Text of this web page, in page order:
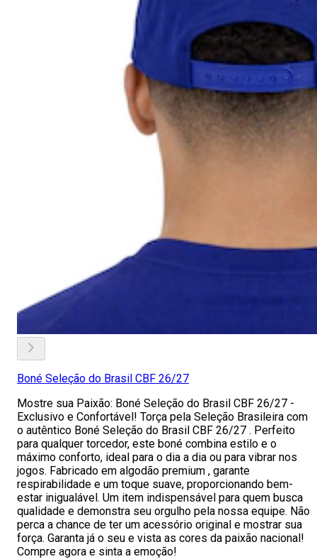
Boné Seleção do Brasil CBF 26/27
Mostre sua Paixão: Boné Seleção do Brasil CBF 26/27 -
Exclusivo e Confortável! Torça pela Seleção Brasileira com
o autêntico Boné Seleção do Brasil CBF 26/27 . Perfeito
para qualquer torcedor, este boné combina estilo e o
máximo conforto, ideal para o dia a dia ou para vibrar nos
jogos. Fabricado em algodão premium , garante
respirabilidade e um toque suave, proporcionando bem-
estar inigualável. Um item indispensável para quem busca
qualidade e demonstra seu orgulho pela nossa equipe. Não
perca a chance de ter um acessório original e mostrar sua
força. Garanta já o seu e vista as cores da paixão nacional!
Compre agora e sinta a emoção!